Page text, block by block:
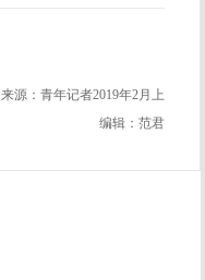
来源：青年记者2019年2月上
编辑：范君